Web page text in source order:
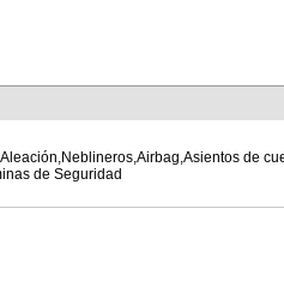
de
de Seguridad